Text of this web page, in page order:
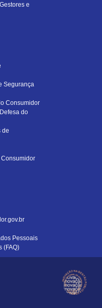
e
Segurança
Consumidor
do
de
Pessoais
(FAQ)